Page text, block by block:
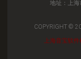
地址：上
COPYRIGHT ©
上海音宝软